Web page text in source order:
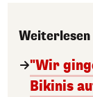
Weiterlesen
"Wir
Bikinis